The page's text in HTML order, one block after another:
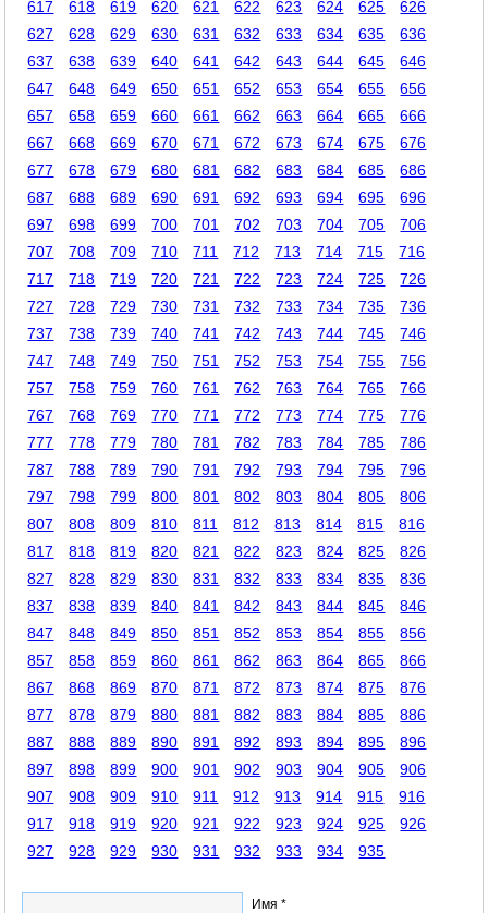
617
618 619 620 621 622 623 624 625
626
627
628 629 630 631 632 633 634 635
636
637
638 639 640 641 642 643 644 645
646
647
648 649 650 651 652 653 654 655
656
657
658 659 660 661 662 663 664 665
666
667
668 669 670 671 672 673 674 675
676
677
678 679 680 681 682 683 684 685
686
687
688 689 690 691 692 693 694 695
696
697
698 699 700 701 702 703 704 705
706
707
708 709 710 711 712 713 714 715
716
717
718 719 720 721 722 723 724 725
726
727
728 729 730 731 732 733 734 735
736
737
738 739 740 741 742 743 744 745
746
747
748 749 750 751 752 753 754 755
756
757
758 759 760 761 762 763 764 765
766
767
768 769 770 771 772 773 774 775
776
777
778 779 780 781 782 783 784 785
786
787
788 789 790 791 792 793 794 795
796
797
798 799 800 801 802 803 804 805
806
807
808 809 810 811 812 813 814 815
816
817
818 819 820 821 822 823 824 825
826
827
828 829 830 831 832 833 834 835
836
837
838 839 840 841 842 843 844 845
846
847
848 849 850 851 852 853 854 855
856
857
858 859 860 861 862 863 864 865
866
867
868 869 870 871 872 873 874 875
876
877
878 879 880 881 882 883 884 885
886
887
888 889 890 891 892 893 894 895
896
897
898 899 900 901 902 903 904 905
906
907
908 909 910 911 912 913 914 915
916
917
918 919 920 921 922 923 924 925
926
927
928 929 930 931 932 933 934 935
Имя *